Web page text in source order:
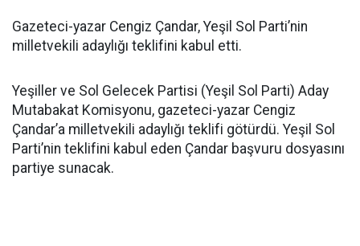
Gazeteci-yazar Cengiz Çandar, Yeşil Sol Parti’nin
milletvekili adaylığı teklifini kabul etti.
Yeşiller ve Sol Gelecek Partisi (Yeşil Sol Parti) Aday
Mutabakat Komisyonu, gazeteci-yazar Cengiz
Çandar’a milletvekili adaylığı teklifi götürdü. Yeşil Sol
Parti’nin teklifini kabul eden Çandar başvuru dosyasını
partiye sunacak.